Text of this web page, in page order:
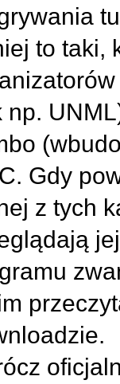
to taki,
np.
Gdy
z tych